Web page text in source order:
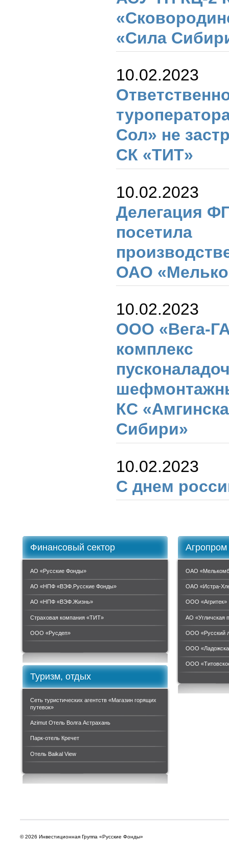
«Сила
10.02.2023
Сол» не
СК «ТИТ»
10.02.2023
Делегация
посетила
ОАО
10.02.2023
ООО «Вега-
комплекс
КС
Сибири»
10.02.2023
С днем
Финансовый сектор
АО «Русские Фонды»
АО «НПФ «ВЭФ.Русские Фонды»
АО «НПФ «ВЭФ.Жизнь»
Страховая компания «ТИТ»
ООО «Руcдеп»
Агропром
ОАО
ОАО «Истра-
ООО «Агритек»
АО «Угличская
ООО «Русский
ООО
ООО
Туризм, отдых
Сеть туристических агентств «Магазин горящих
путевок»
Azimut Отель Волга Астрахань
Парк-отель Кречет
Отель Baikal View
© 2026 Инвестиционная Группа «Русские Фонды»